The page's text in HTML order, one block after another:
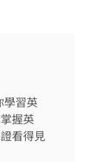
習英
握英
看得見